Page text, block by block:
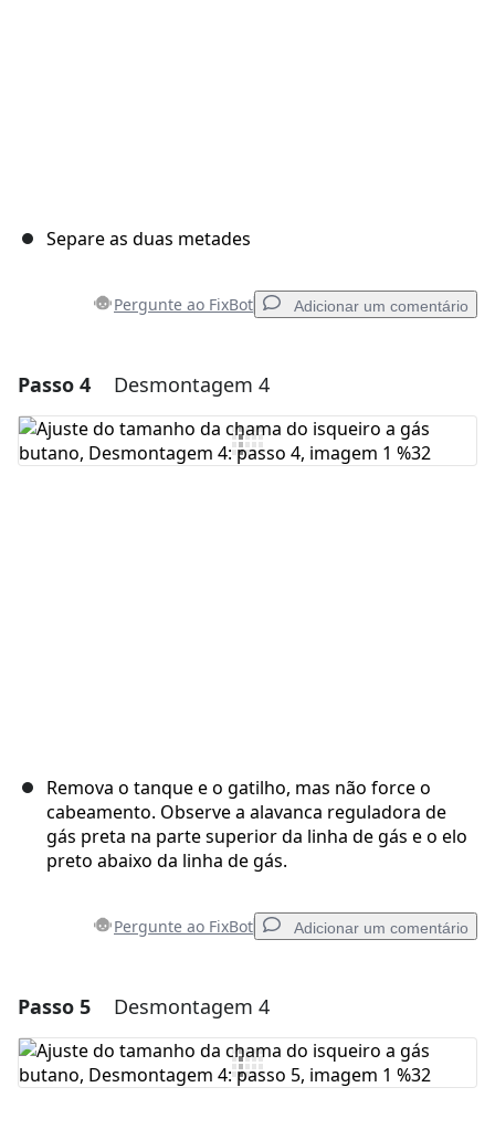
Separe as duas metades
Pergunte ao FixBot Adicionar um comentário
Adicionar um comentário
Comentar
Passo 4 Desmontagem 4
Remova o tanque e o gatilho, mas não force o
cabeamento. Observe a alavanca reguladora de
gás preta na parte superior da linha de gás e o elo
preto abaixo da linha de gás.
Pergunte ao FixBot Adicionar um comentário
Adicionar um comentário
Comentar
Passo 5 Desmontagem 4